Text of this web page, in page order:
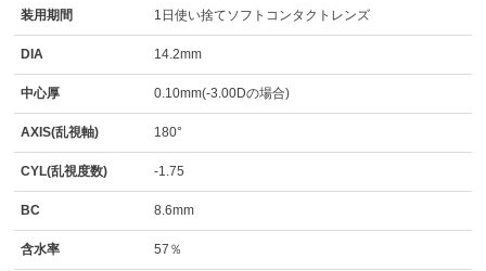
装用期間 1日使い捨てソフトコンタクトレンズ
DIA 14.2mm
中心厚 0.10mm(-3.00Dの場合)
AXIS(乱視軸) 180°
CYL(乱視度数) -1.75
BC 8.6mm
含水率 57％